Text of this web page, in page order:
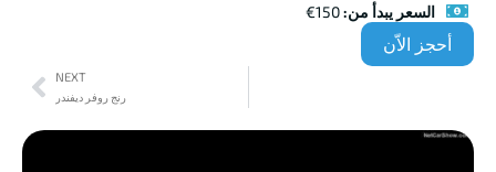
السعر يبدأ من:150€
أحجز الاّن
NEXT
رنج روفر ديفندر